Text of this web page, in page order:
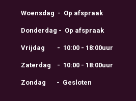
Woensdag - Op afspraak
Donderdag - Op afspraak
Vrijdag - 10:00 - 18:00uur
Zaterdag - 10:00 - 18:00uur
Zondag - Gesloten